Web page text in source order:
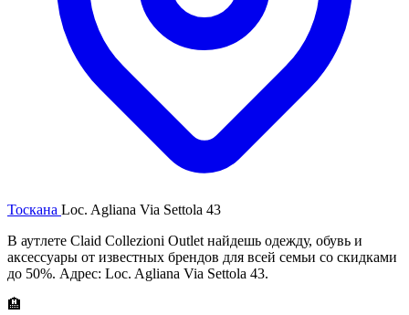
Тоскана Loc. Agliana Via Settola 43
В аутлете Claid Collezioni Outlet найдешь одежду, обувь и
аксессуары от известных брендов для всей семьи со скидками
до 50%. Адрес: Loc. Agliana Via Settola 43.
🏨